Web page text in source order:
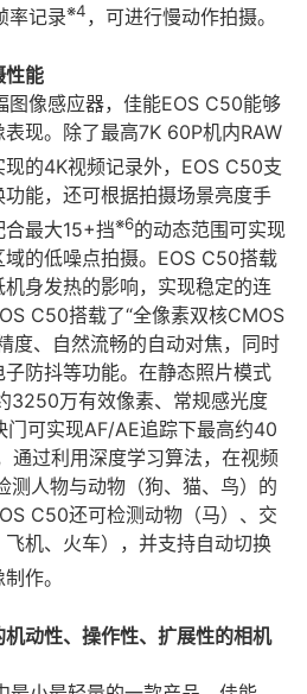
率记录※4，可进行慢动作拍摄。
性能
图像感应器，佳能EOS C50能够
现。除了最高7K 60P机内RAW
现的4K视频记录外，EOS C50支
能，还可根据拍摄场景亮度手
最大15+挡※6的动态范围可实现
的低噪点拍摄。EOS C50搭载
身发热的影响，实现稳定的连
C50搭载了“全像素双核CMOS
度、自然流畅的自动对焦，同时
防抖等功能。在静态照片模式
3250万有效像素、常规感光度
可实现AF/AE追踪下最高约40
通过利用深度学习算法，在视频
测人物与动物（狗、猫、鸟）的
C50还可检测动物（马）、交
机、火车），并支持自动切换
作。
动性、操作性、扩展性的相机